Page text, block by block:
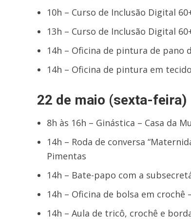
10h – Curso de Inclusão Digital
13h – Curso de Inclusão Digital
14h – Oficina de pintura de pano
14h – Oficina de pintura em
22 de maio (sexta-feira)
8h às 16h – Ginástica – Casa da
14h – Roda de conversa
Pimentas
14h – Bate-papo com a
14h – Oficina de bolsa em crochê
14h – Aula de tricô, crochê e